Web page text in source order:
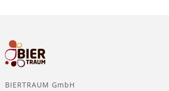
BIERTRAUM GmbH